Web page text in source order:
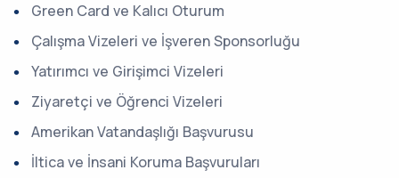
Green Card ve Kalıcı Oturum
Çalışma Vizeleri ve İşveren Sponsorluğu
Yatırımcı ve Girişimci Vizeleri
Ziyaretçi ve Öğrenci Vizeleri
Amerikan Vatandaşlığı Başvurusu
İltica ve İnsani Koruma Başvuruları